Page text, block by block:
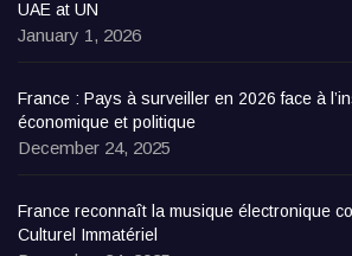
UAE at UN
January 1, 2026
France : Pays à surveiller en 2026 face à
économique et politique
December 24, 2025
France reconnaît la musique électronique
Culturel Immatériel